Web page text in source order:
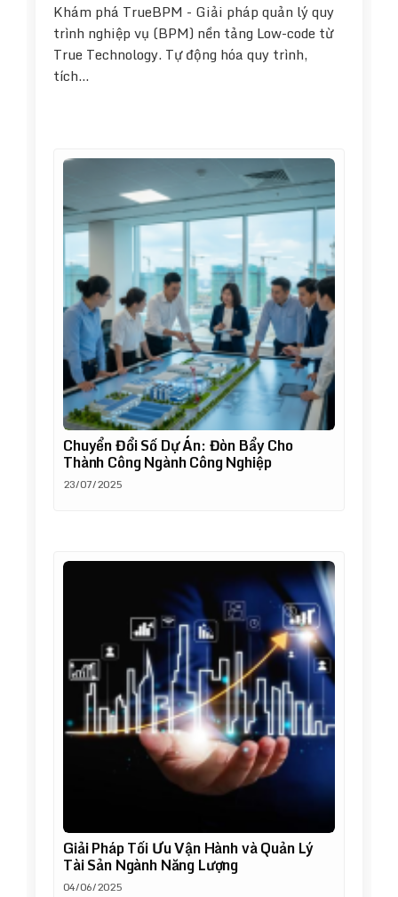
Khám phá TrueBPM - Giải pháp quản lý quy
trình nghiệp vụ (BPM) nền tảng Low-code từ
True Technology. Tự động hóa quy trình,
tích…
Chuyển Đổi Số Dự Án: Đòn Bẩy Cho
Thành Công Ngành Công Nghiệp
23/07/2025
Giải Pháp Tối Ưu Vận Hành và Quản Lý
Tài Sản Ngành Năng Lượng
04/06/2025